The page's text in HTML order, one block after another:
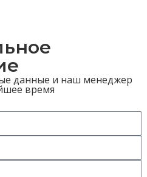
данные и наш менеджер
время